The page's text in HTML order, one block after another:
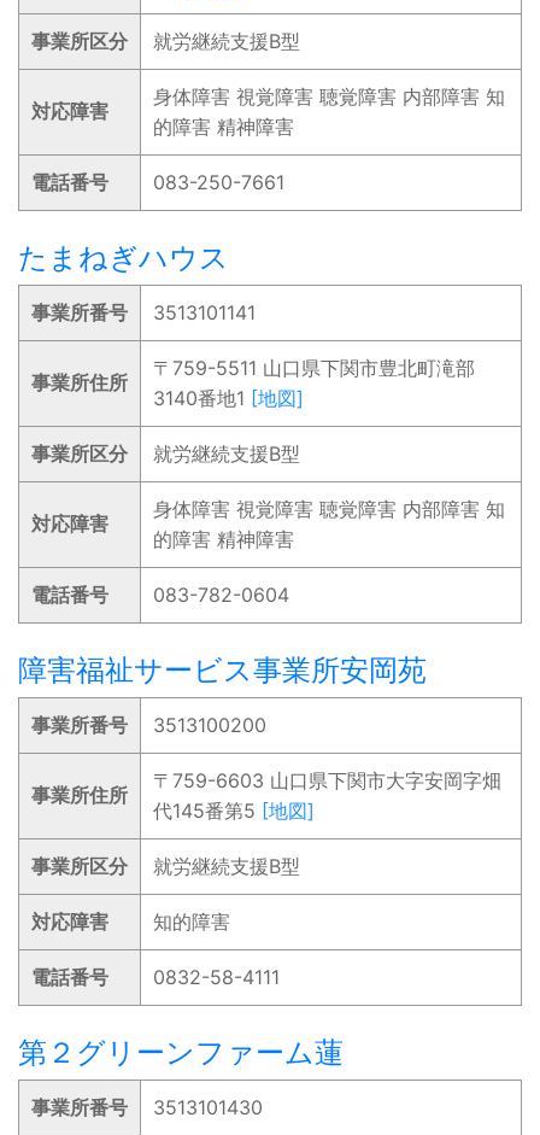
事業所区分 就労継続支援B型
対応障害
身体障害 視覚障害 聴覚障害 内部障害 知
的障害 精神障害
電話番号 083-250-7661
たまねぎハウス
事業所番号 3513101141
事業所住所
〒759-5511 山口県下関市豊北町滝部
3140番地1 [地図]
事業所区分 就労継続支援B型
対応障害
身体障害 視覚障害 聴覚障害 内部障害 知
的障害 精神障害
電話番号 083-782-0604
障害福祉サービス事業所安岡苑
事業所番号 3513100200
事業所住所
〒759-6603 山口県下関市大字安岡字畑
代145番第5 [地図]
事業所区分 就労継続支援B型
対応障害 知的障害
電話番号 0832-58-4111
第２グリーンファーム蓮
事業所番号 3513101430